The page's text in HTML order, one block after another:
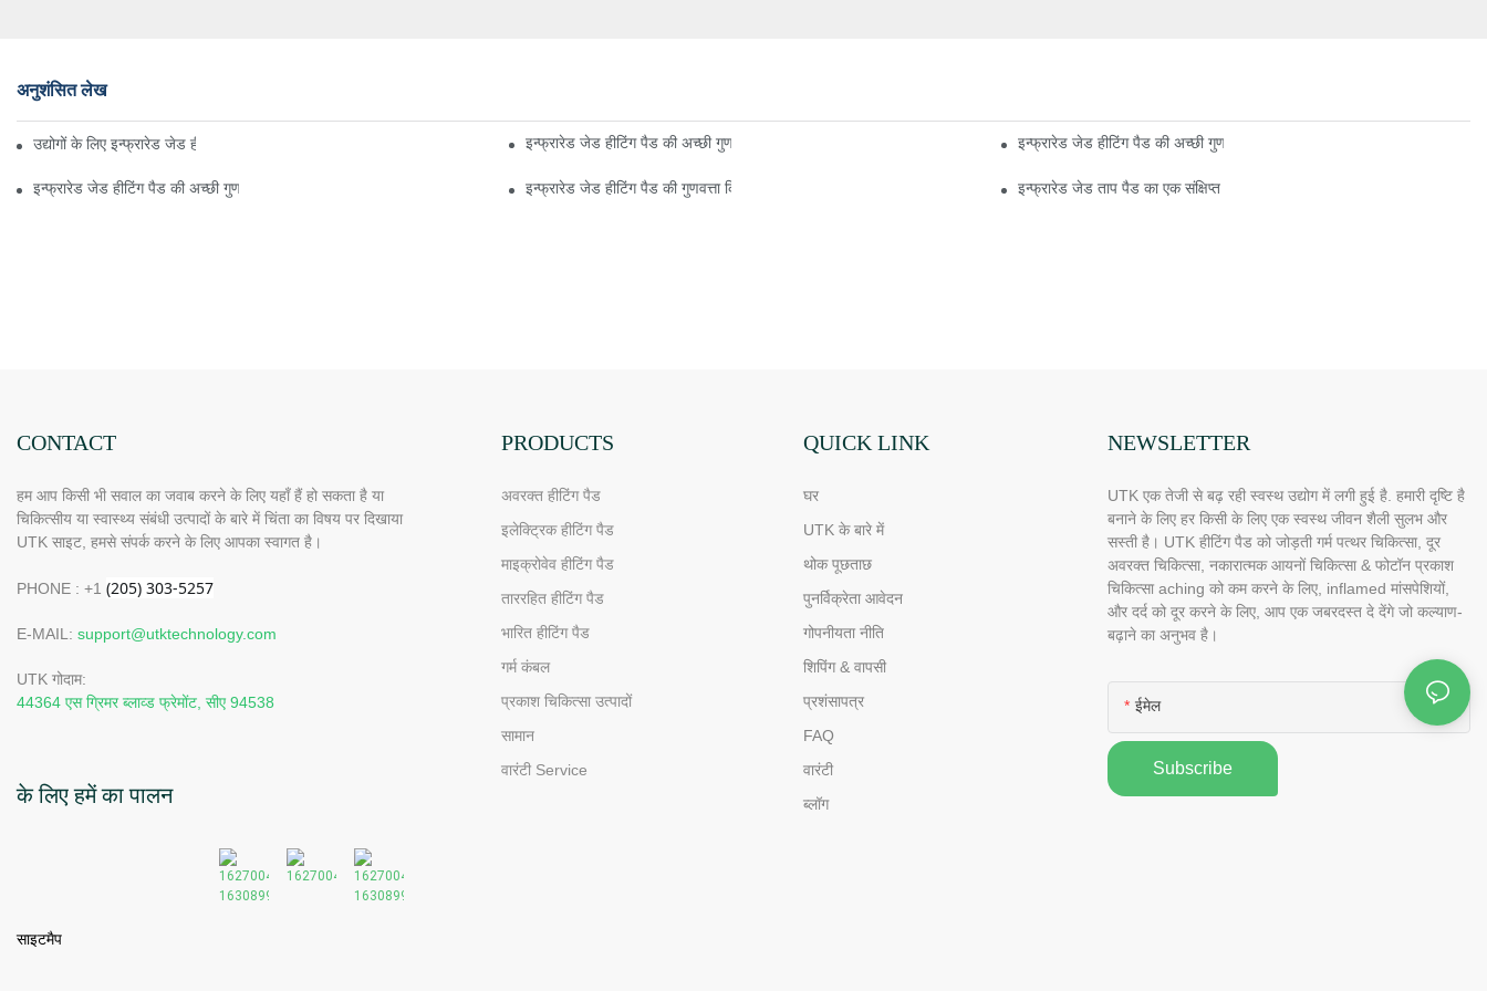
अनुशंसित लेख
उद्योगों के लिए इन्फ्रारेड जेड हीटिंग पैड के लिए एक त्वरित गाइड इन्फ्रारेड जेड हीटिंग पैड की अच्छी गुणवत्ता बनाए रखना इन्फ्रारेड जेड हीटिंग पैड की अच्छी गुणवत्ता बनाए रखना
इन्फ्रारेड जेड हीटिंग पैड की अच्छी गुणवत्ता बनाए रखना इन्फ्रारेड जेड हीटिंग पैड की गुणवत्ता किन कारकों से प्रभावित होती है इन्फ्रारेड जेड ताप पैड का एक संक्षिप्त इतिहास
CONTACT
हम आप किसी भी सवाल का जवाब करने के लिए यहाँ हैं हो सकता है या
चिकित्सीय या स्वास्थ्य संबंधी उत्पादों के बारे में चिंता का विषय पर दिखाया
UTK साइट, हमसे संपर्क करने के लिए आपका स्वागत है।
PHONE : +1
E-MAIL: support@utktechnology.com
UTK गोदाम:
44364 एस ग्रिमर ब्लाव्ड फ्रेमोंट, सीए 94538
के लिए हमें का पालन
साइटमैप
PRODUCTS
अवरक्त हीटिंग पैड
इलेक्ट्रिक हीटिंग पैड
माइक्रोवेव हीटिंग पैड
ताररहित हीटिंग पैड
भारित हीटिंग पैड
गर्म कंबल
प्रकाश चिकित्सा उत्पादों
सामान
वारंटी Service
QUICK LINK
घर
UTK के बारे में
थोक पूछताछ
पुनर्विक्रेता आवेदन
गोपनीयता नीति
शिपिंग & वापसी
प्रशंसापत्र
FAQ
वारंटी
ब्लॉग
NEWSLETTER
UTK एक तेजी से बढ़ रही स्वस्थ उद्योग में लगी हुई है. हमारी दृष्टि है
बनाने के लिए हर किसी के लिए एक स्वस्थ जीवन शैली सुलभ और
सस्ती है। UTK हीटिंग पैड को जोड़ती गर्म पत्थर चिकित्सा, दूर
अवरक्त चिकित्सा, नकारात्मक आयनों चिकित्सा & फोटॉन प्रकाश
चिकित्सा aching को कम करने के लिए, inflamed मांसपेशियों,
और दर्द को दूर करने के लिए, आप एक जबरदस्त दे देंगे जो कल्याण-
बढ़ाने का अनुभव है।
ईमेल
Subscribe